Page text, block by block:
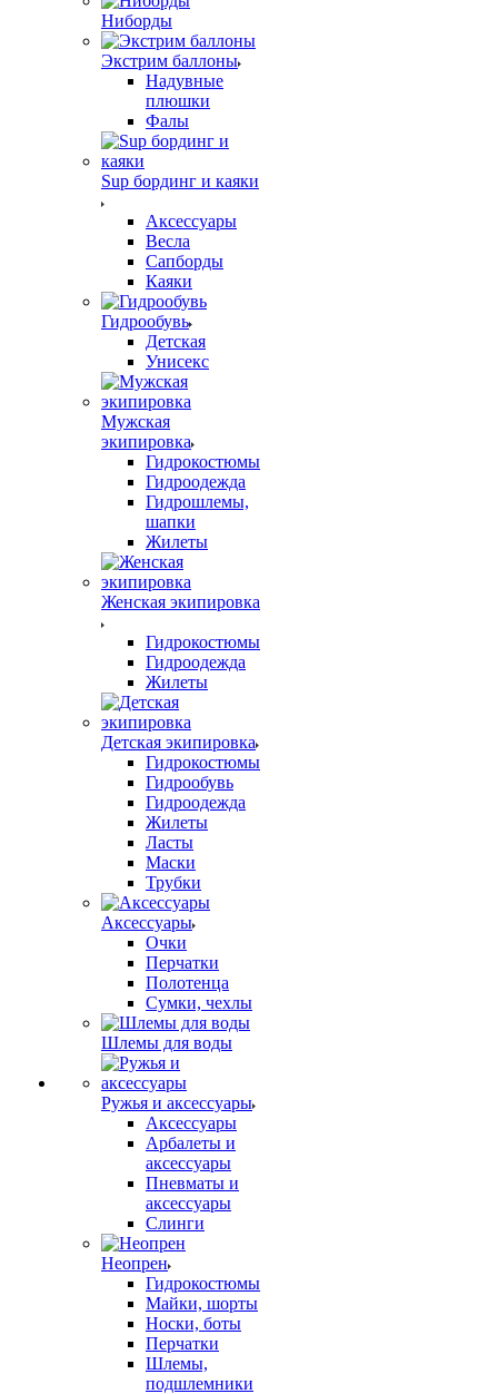
Ниборды
Экстрим баллоны
Надувные
плюшки
Фалы
Sup бординг и каяки
Аксессуары
Весла
Сапборды
Каяки
Гидрообувь
Детская
Унисекс
Мужская
экипировка
Гидрокостюмы
Гидроодежда
Гидрошлемы,
шапки
Жилеты
Женская экипировка
Гидрокостюмы
Гидроодежда
Жилеты
Детская экипировка
Гидрокостюмы
Гидрообувь
Гидроодежда
Жилеты
Ласты
Маски
Трубки
Аксессуары
Очки
Перчатки
Полотенца
Сумки, чехлы
Шлемы для воды
Ружья и аксессуары
Аксессуары
Арбалеты и
аксессуары
Пневматы и
аксессуары
Слинги
Неопрен
Гидрокостюмы
Майки, шорты
Носки, боты
Перчатки
Шлемы,
подшлемники